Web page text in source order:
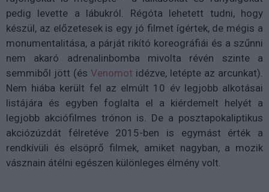
pedig levette a lábukról. Régóta lehetett tudni, hogy
készül, az előzetesek is egy jó filmet ígértek, de mégis a
monumentalitása, a párját rikító koreográfiái és a szűnni
nem akaró adrenalinbomba mivolta révén szinte a
semmiből jött (és Venomot idézve, letépte az arcunkat).
Nem hiába került fel az elmúlt 10 év legjobb alkotásai
listájára és egyben foglalta el a kiérdemelt helyét a
legjobb akciófilmes trónon is. De a posztapokaliptikus
akciózúzdát félretéve 2015-ben is egymást érték a
rendkívüli és elsöprő filmek, amiket nagyban, a mozik
vásznain átélni egészen különleges élmény volt.